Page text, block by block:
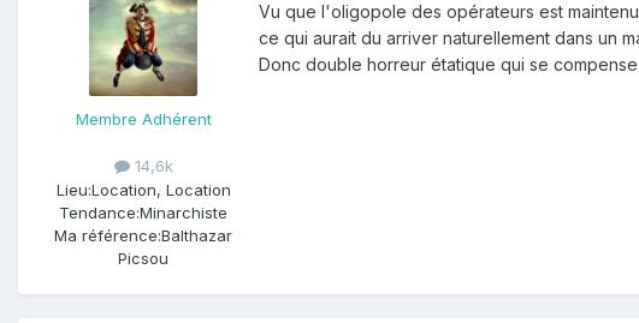
Membre Adhérent
14,6k
Lieu:Location, Location
Tendance:Minarchiste
Ma référence:Balthazar
Picsou
Vu que l'oligopole des opérateurs est
ce qui aurait du arriver naturellement dans un
Donc double horreur étatique qui se